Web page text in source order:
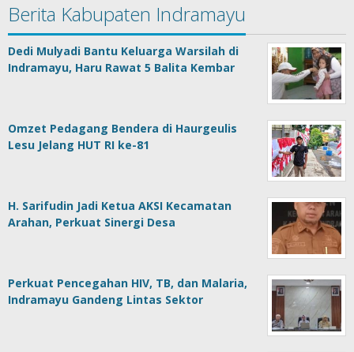
Berita Kabupaten Indramayu
Dedi Mulyadi Bantu Keluarga Warsilah di
Indramayu, Haru Rawat 5 Balita Kembar
Omzet Pedagang Bendera di Haurgeulis
Lesu Jelang HUT RI ke-81
H. Sarifudin Jadi Ketua AKSI Kecamatan
Arahan, Perkuat Sinergi Desa
Perkuat Pencegahan HIV, TB, dan Malaria,
Indramayu Gandeng Lintas Sektor